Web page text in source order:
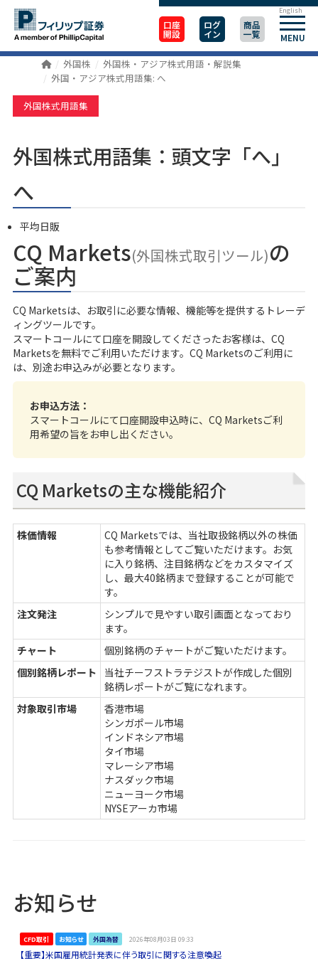
口座
開設
ログ
イン
商品
一覧 MENU
English
外国株
外国株・アジア株式用語・解説集
外国・アジア株式用語集: へ
外国株式用語集
外国株式用語集：頭文字「へ」
へ
平均日販
CQ Markets(外国株式取引ツール)の
ご案内
CQ Marketsは、お取引に必要な情報、機能等を提供するトレーデ
ィングツールです。
スマートコールにて口座を開設してくださったお客様は、CQ
Marketsを無料でご利用いただけます。CQ Marketsのご利用に
は、別途お申込みが必要となります。
お申込方法：
スマートコールにて口座開設申込時に、CQ Marketsご利
用希望の旨をお申し出ください。
CQ Marketsの主な機能紹介
株価情報
CQ Marketsでは、当社取扱銘柄以外の株価
も参考情報としてご覧いただけます。お気
に入り銘柄、注目銘柄などをカスタマイズ
し、最大40銘柄まで登録することが可能で
す。
注文発注
シンプルで見やすい取引画面となっており
ます。
チャート
個別銘柄のチャートがご覧いただけます。
個別銘柄レポート
当社チーフストラテジストが作成した個別
銘柄レポートがご覧になれます。
対象取引市場
香港市場
シンガポール市場
インドネシア市場
タイ市場
マレーシア市場
ナスダック市場
ニューヨーク市場
NYSEアーカ市場
お知らせ
CFD取引 お知らせ 外国為替 2026年08月03日 09:33
【重要】米国雇用統計発表に伴う取引に関する注意喚起